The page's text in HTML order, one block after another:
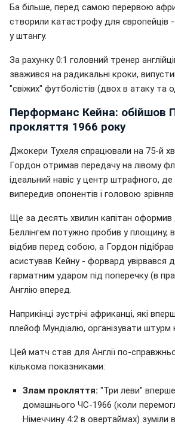
Ба більше, перед самою перервою
створили катастрофу для європейців
у штангу.
За рахунку 0:1 головний тренер
зважився на радикальні кроки,
"свіжих" футболістів (двох в атаку та
Перформанс Кейна: обійшов
прокляття 1966 року
Джокери Тухеля спрацювали на 75-й
Гордон отримав передачу на лівому
ідеальний навіс у центр штрафного, де
випередив опонентів і головою зрівняв
Ще за десять хвилин капітан
Беллінгем потужно пробив у площину,
відбив перед собою, а Гордон
асистував Кейну - форвард увірвався
гарматним ударом під поперечку (в
Англію вперед.
Наприкінці зустрічі африканці, які
плейоф Мундіалю, організувати штурм
Цей матч став для Англії по-
кількома показниками:
Злам прокляття: "Три леви"
домашнього ЧС-1966 (коли
Німеччину 4:2 в овертаймах) зуміли